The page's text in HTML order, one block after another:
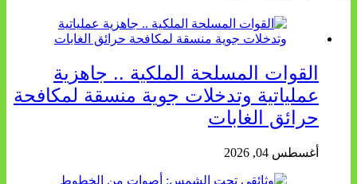
القوات المسلحة الملكية .. جاهزية
عملياتية وتدخلات جوية منسقة لمكافحة
حرائق الغابات
أغسطس 04, 2026